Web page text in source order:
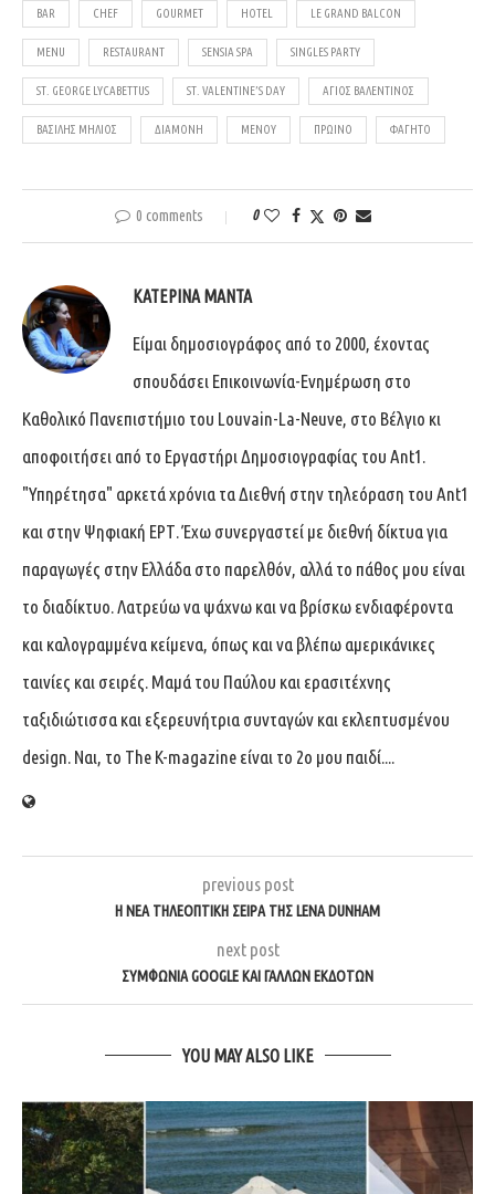
BAR CHEF GOURMET HOTEL LE GRAND BALCON
MENU RESTAURANT SENSIA SPA SINGLES PARTY
ST. GEORGE LYCABETTUS ST. VALENTINE’S DAY ΆΓΙΟΣ ΒΑΛΕΝΤΊΝΟΣ
ΒΑΣΊΛΗΣ ΜΉΛΙΟΣ ΔΙΑΜΟΝΉ ΜΕΝΟΎ ΠΡΩΙΝΌ ΦΑΓΗΤΌ
0 comments 0
ΚΑΤΕΡΊΝΑ ΜΑΝΤΆ
Είμαι δημοσιογράφος από το 2000, έχοντας
σπουδάσει Επικοινωνία-Ενημέρωση στο
Καθολικό Πανεπιστήμιο του Louvain-La-Neuve, στο Βέλγιο κι
αποφοιτήσει από το Εργαστήρι Δημοσιογραφίας του Ant1.
"Υπηρέτησα" αρκετά χρόνια τα Διεθνή στην τηλεόραση του Ant1
και στην Ψηφιακή ΕΡΤ. Έχω συνεργαστεί με διεθνή δίκτυα για
παραγωγές στην Ελλάδα στο παρελθόν, αλλά το πάθος μου είναι
το διαδίκτυο. Λατρεύω να ψάχνω και να βρίσκω ενδιαφέροντα
και καλογραμμένα κείμενα, όπως και να βλέπω αμερικάνικες
ταινίες και σειρές. Μαμά του Παύλου και ερασιτέχνης
ταξιδιώτισσα και εξερευνήτρια συνταγών και εκλεπτυσμένου
design. Ναι, το The K-magazine είναι το 2ο μου παιδί....
previous post
Η ΝΈΑ ΤΗΛΕΟΠΤΙΚΉ ΣΕΙΡΆ ΤΗΣ LENA DUNHAM
next post
ΣΥΜΦΩΝΊΑ GOOGLE ΚΑΙ ΓΆΛΛΩΝ ΕΚΔΟΤΏΝ
YOU MAY ALSO LIKE